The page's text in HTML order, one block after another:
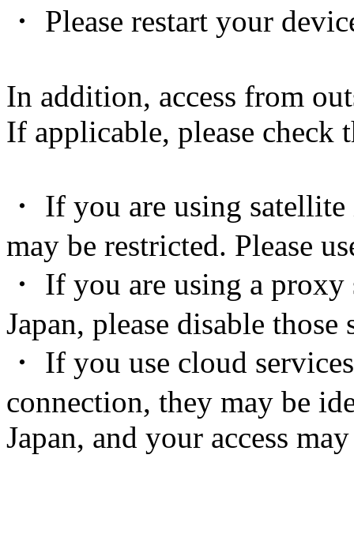
・ Please restart your
In addition, access from
If applicable, please
・ If you are using
may be restricted. Please
・ If you are using a
Japan, please disable those
・ If you use cloud
connection, they may be
Japan, and your access